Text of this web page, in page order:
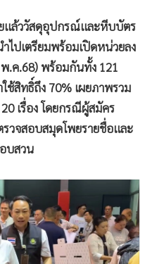
ยแล้ววัสดุอุปกรณ์และหีบบัตร
ไปเตรียมพร้อมเปิดหน่วยลง
.ค.68) พร้อมกันทั้ง 121
ช้สิทธิ์ถึง 70% เผยภาพรวม
20 เรื่อง โดยกรณีผู้สมัคร
วจสอบสมุดโพยรายชื่อและ
อบสวน